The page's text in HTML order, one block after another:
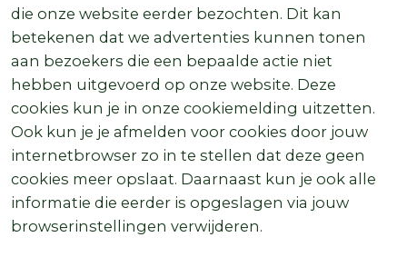
die onze website eerder bezochten. Dit kan
betekenen dat we advertenties kunnen tonen
aan bezoekers die een bepaalde actie niet
hebben uitgevoerd op onze website. Deze
cookies kun je in onze cookiemelding uitzetten.
Ook kun je je afmelden voor cookies door jouw
internetbrowser zo in te stellen dat deze geen
cookies meer opslaat. Daarnaast kun je ook alle
informatie die eerder is opgeslagen via jouw
browserinstellingen verwijderen.